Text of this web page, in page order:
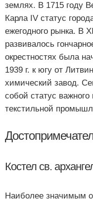
землях. В 1715 году
Карла IV статус
ежегодного рынка. В
развивалось
окрестностях была
1939 г. к югу от
химический завод.
собой статус
текстильной
Костел св.
Наиболее значимым